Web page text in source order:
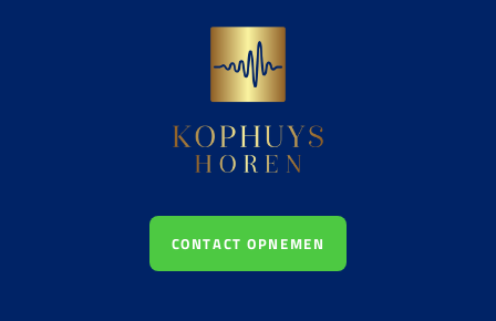
CONTACT OPNEMEN